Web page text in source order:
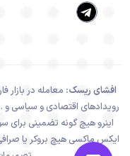
افشای ریسک: معامله در بازار
رویدادهای اقتصادی و سیاسی و
اینرو هیچ گونه تضمینی برای
ایکس ماکسی هیچ بروکر یا